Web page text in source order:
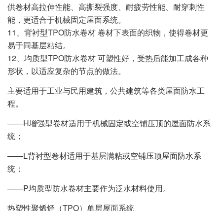
供卷材高拉伸性能、高撕裂强度、耐疲劳性能、耐穿刺性
能，更适合于机械固定屋面系统。
11、背衬型TPO防水卷材 卷材下表面的织物，使得卷材更
易于同基层粘结。
12、均质型TPO防水卷材 可塑性好，受热后能加工成各种
形状，以适应复杂的节点的做法。
主要适用于工业与民用建筑，公共建筑等各类屋面防水工
程。
——H增强型卷材适用于机械固定或空铺压顶的屋面防水系
统；
——L背衬型卷材适用于基层满粘或空铺压顶屋面防水系
统；
——P均质型防水卷材主要作为泛水材料使用。
热塑性聚烯烃（TPO）单层屋面系统